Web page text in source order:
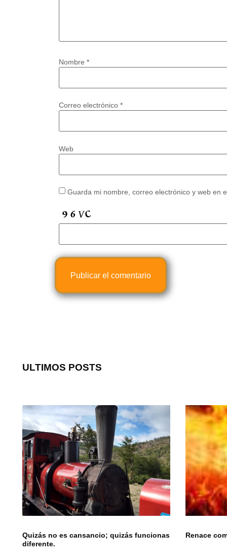
Nombre *
Correo electrónico *
Web
Guarda mi nombre, correo electrónico y web en
ULTIMOS POSTS
Quizás no es cansancio; quizás funcionas
diferente.
Renace